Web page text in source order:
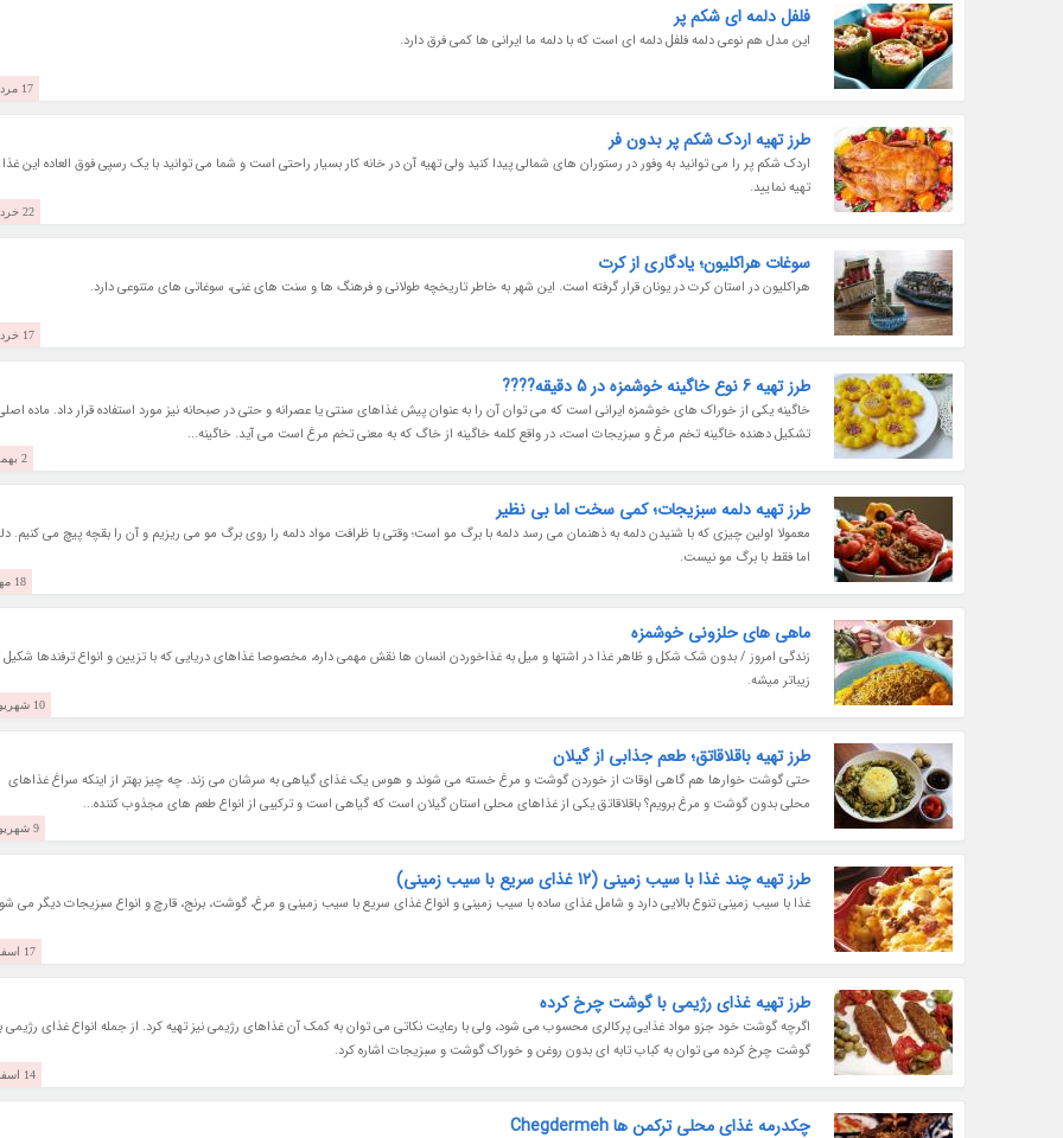
فلفل دلمه ای شکم پر
این مدل هم نوعی دلمه فلفل دلمه ای است که با دلمه ما ایرانی ها کمی فرق دارد.
17 مرداد 1401
طرز تهیه اردک شکم پر بدون فر
اردک شکم پر را می توانید به وفور در رستوران های شمالی پیدا کنید ولی تهیه آن در خانه کار بسیار راحتی است و شما می توانید با یک رسپی فوق العاده این غذا
تهیه نمایید.
22 خرداد 1401
سوغات هراکلیون؛ یادگاری از کرت
هراکلیون در استان کرت در یونان قرار گرفته است. این شهر به خاطر تاریخچه طولانی و فرهنگ ها و سنت های غنی، سوغاتی های متنوعی دارد.
17 خرداد 1401
طرز تهیه 6 نوع خاگینه خوشمزه در 5 دقیقه????
خاگینه یکی از خوراک های خوشمزه ایرانی است که می توان آن را به عنوان پیش غذاهای سنتی یا عصرانه و حتی در صبحانه نیز مورد استفاده قرار داد. ماده
تشکیل دهنده خاگینه تخم مرغ و سبزیجات است، در واقع کلمه خاگینه از خاگ که به معنی تخم مرغ است می آید. خاگینه...
2 بهمن 1400
طرز تهیه دلمه سبزیجات؛ کمی سخت اما بی نظیر
معمولا اولین چیزی که با شنیدن دلمه به ذهنمان می رسد دلمه با برگ مو است؛ وقتی با ظرافت مواد دلمه را روی برگ مو می ریزیم و آن را بقچه پیچ می کنیم.
اما فقط با برگ مو نیست.
18 مهر 1400
ماهی های حلزونی خوشمزه
زندگی امروز / بدون شک شکل و ظاهر غذا در اشتها و میل به غذاخوردن انسان ها نقش مهمی داره، مخصوصا غذاهای دریایی که با تزیین و انواع ترفندها شکیل
زیباتر میشه.
10 شهریور 1400
طرز تهیه باقلاقاتق؛ طعم جذابی از گیلان
حتی گوشت خوارها هم گاهی اوقات از خوردن گوشت و مرغ خسته می شوند و هوس یک غذای گیاهی به سرشان می زند. چه چیز بهتر از اینکه سراغ غذاهای
محلی بدون گوشت و مرغ برویم؟ باقلاقاتق یکی از غذاهای محلی استان گیلان است که گیاهی است و ترکیبی از انواع طعم های مجذوب کننده...
9 شهریور 1400
طرز تهیه چند غذا با سیب زمینی (12 غذای سریع با سیب زمینی)
غذا با سیب زمینی تنوع بالایی دارد و شامل غذای ساده با سیب زمینی و انواع غذای سریع با سیب زمینی و مرغ، گوشت، برنج، قارچ و انواع سبزیجات دیگر می
17 اسفند 1399
طرز تهیه غذای رژیمی با گوشت چرخ کرده
اگرچه گوشت خود جزو مواد غذایی پرکالری محسوب می شود، ولی با رعایت نکاتی می توان به کمک آن غذاهای رژیمی نیز تهیه کرد. از جمله انواع غذای رژیمی
گوشت چرخ کرده می توان به کباب تابه ای بدون روغن و خوراک گوشت و سبزیجات اشاره کرد.
14 اسفند 1399
چکدرمه غذای محلی ترکمن ها Chegdermeh